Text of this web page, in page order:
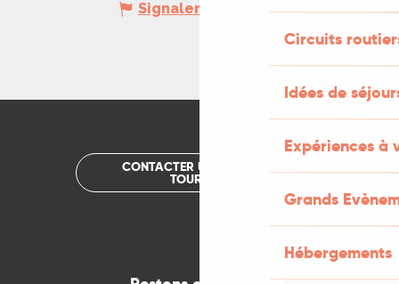
Circuits
Idées de
Expériences à
Grands
Hébergements
Signaler une erreur
CONTACTER UN OFFICE DE
TOURISME